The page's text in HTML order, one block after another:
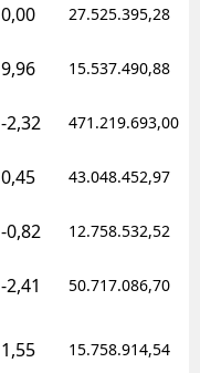
0,00 27.525.395,28
9,96 15.537.490,88
-2,32 471.219.693,00
0,45 43.048.452,97
-0,82 12.758.532,52
-2,41 50.717.086,70
1,55 15.758.914,54